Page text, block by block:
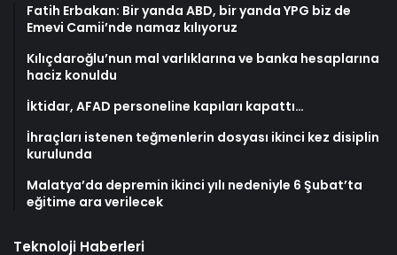
Fatih Erbakan: Bir yanda ABD, bir yanda YPG biz de
Emevi Camii’nde namaz kılıyoruz
Kılıçdaroğlu’nun mal varlıklarına ve banka hesaplarına
haciz konuldu
İktidar, AFAD personeline kapıları kapattı…
İhraçları istenen teğmenlerin dosyası ikinci kez disiplin
kurulunda
Malatya’da depremin ikinci yılı nedeniyle 6 Şubat’ta
eğitime ara verilecek
Teknoloji Haberleri